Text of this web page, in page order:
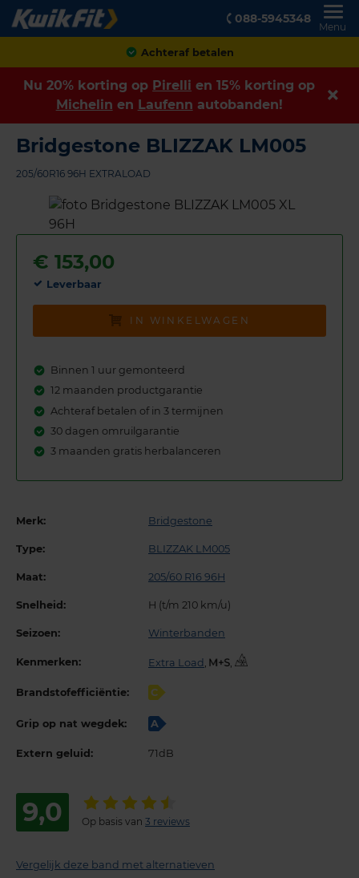
088-5945348
Menu
Klanten geven ons een
Nu 20% korting op Pirelli en 15% korting op
Michelin en Laufenn autobanden!
Bridgestone BLIZZAK LM005
205/60R16 96H EXTRALOAD
€ 153,00
Leverbaar
IN WINKELWAGEN
Binnen 1 uur gemonteerd
12 maanden productgarantie
Achteraf betalen of in 3 termijnen
30 dagen omruilgarantie
3 maanden gratis herbalanceren
Merk: Bridgestone
Type: BLIZZAK LM005
Maat: 205/60 R16 96H
Snelheid: H (t/m 210 km/u)
Seizoen: Winterbanden
Kenmerken: Extra Load ,
Brandstofefficiëntie: C
Grip op nat wegdek: A
Extern geluid: 71dB
9,0 Op basis van 3 reviews
Vergelijk deze band met alternatieven